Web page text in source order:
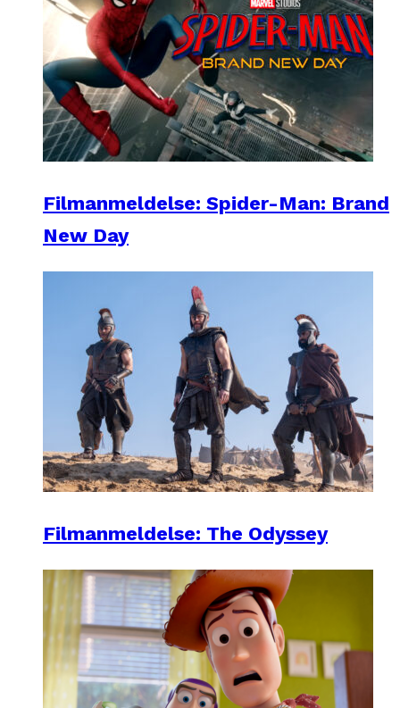
Filmanmeldelse: Spider-Man: Brand
New Day
Filmanmeldelse: The Odyssey